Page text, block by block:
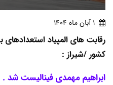
1 آبان ماه 1404
رقابت های المپیاد استعدادهای
کشور /شیراز :
ابراهیم مهمدی فینالیست شد .